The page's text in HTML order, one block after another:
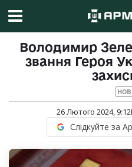
Володимир
звання Героя
26 Лютого 2024, 9:12
Слідкуйте за